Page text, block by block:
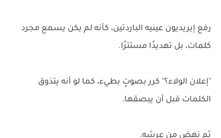
رفع إيريديون عينيه الباردتين، كأنه لم يكن يسمع مجرد
كلمات، بل تهديدًا مستترًا.
"إعلان الولاء؟" كرر بصوتٍ بطيء، كما لو أنه يتذوق
الكلمات قبل أن يبصقها.
ثم نهض من عرشه.